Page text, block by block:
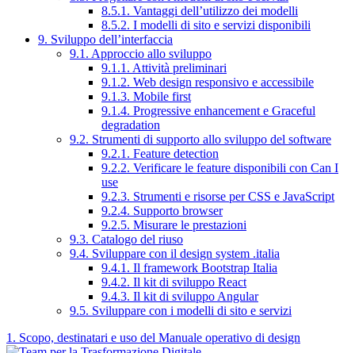
8.5.1. Vantaggi dell’utilizzo dei modelli
8.5.2. I modelli di sito e servizi disponibili
9. Sviluppo dell’interfaccia
9.1. Approccio allo sviluppo
9.1.1. Attività preliminari
9.1.2. Web design responsivo e accessibile
9.1.3. Mobile first
9.1.4. Progressive enhancement e Graceful
degradation
9.2. Strumenti di supporto allo sviluppo del software
9.2.1. Feature detection
9.2.2. Verificare le feature disponibili con Can I
use
9.2.3. Strumenti e risorse per CSS e JavaScript
9.2.4. Supporto browser
9.2.5. Misurare le prestazioni
9.3. Catalogo del riuso
9.4. Sviluppare con il design system .italia
9.4.1. Il framework Bootstrap Italia
9.4.2. Il kit di sviluppo React
9.4.3. Il kit di sviluppo Angular
9.5. Sviluppare con i modelli di sito e servizi
1. Scopo, destinatari e uso del Manuale operativo di design